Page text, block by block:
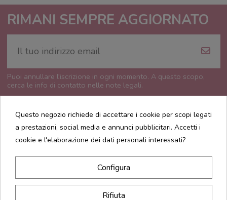
RIMANI SEMPRE AGGIORNATO
Puoi annullare l'iscrizione in ogni momento. A questo scopo,
cerca le info di contatto nelle note legali.
CONTATTI
INFORMAZIONI
Questo negozio richiede di accettare i cookie per scopi legati
a prestazioni, social media e annunci pubblicitari. Accetti i
cookie e l'elaborazione dei dati personali interessati?
Configura
Rifiuta